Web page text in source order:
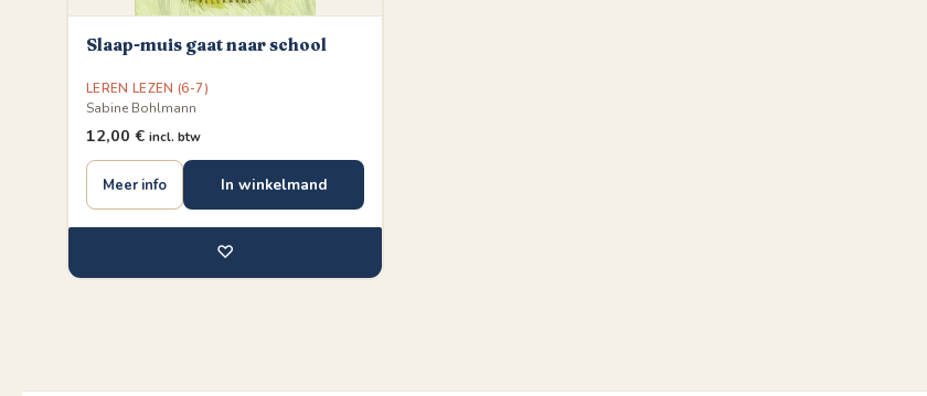
Slaap-muis gaat naar school
LEREN LEZEN (6-7)
Sabine Bohlmann
12,00 € incl. btw
Meer info In winkelmand
♡